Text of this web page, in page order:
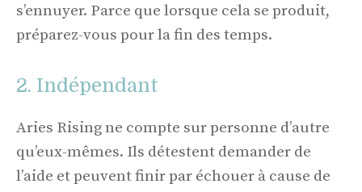
s’ennuyer. Parce que lorsque cela se produit,
préparez-vous pour la fin des temps.
2. Indépendant
Aries Rising ne compte sur personne d’autre
qu’eux-mêmes. Ils détestent demander de
l’aide et peuvent finir par échouer à cause de